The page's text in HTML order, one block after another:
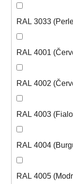
RAL 3033
RAL 4001
RAL 4002
RAL 4003
RAL 4004
RAL 4005